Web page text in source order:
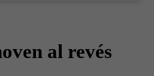
al revés